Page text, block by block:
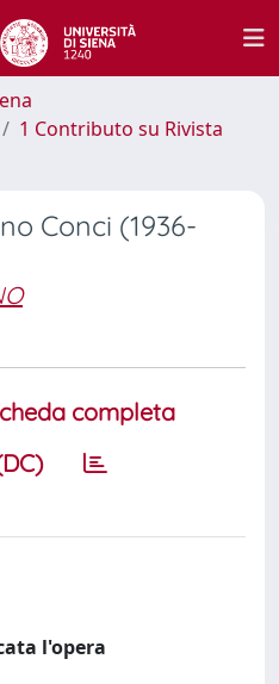
1 Contributo su Rivista
Conci (1936-
completa
l'opera